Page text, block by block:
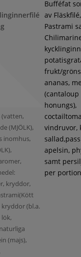
(MJÖLK),
inomhus,
kryddor,
kryddor (bl.a.
(majs),
Bufféfat
av Fläskfilé,
Pastrami
frukt/
ananas,
(cantaloup
honungs),
vindruvor,
apelsin,
samt
per